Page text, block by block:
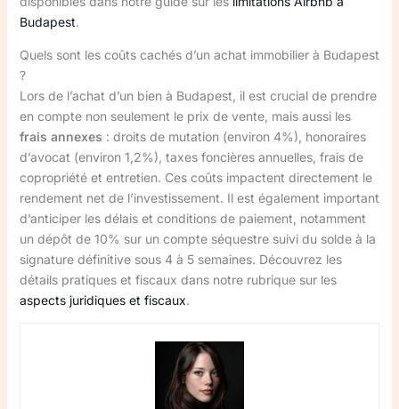
Budapest.
Quels sont les coûts cachés d’un achat immobilier à Budapest
?
Lors de l’achat d’un bien à Budapest, il est crucial de prendre
en compte non seulement le prix de vente, mais aussi les
frais annexes : droits de mutation (environ 4%), honoraires
d’avocat (environ 1,2%), taxes foncières annuelles, frais de
copropriété et entretien. Ces coûts impactent directement le
rendement net de l’investissement. Il est également important
d’anticiper les délais et conditions de paiement, notamment
un dépôt de 10% sur un compte séquestre suivi du solde à la
signature définitive sous 4 à 5 semaines. Découvrez les
détails pratiques et fiscaux dans notre rubrique sur les
aspects juridiques et fiscaux.